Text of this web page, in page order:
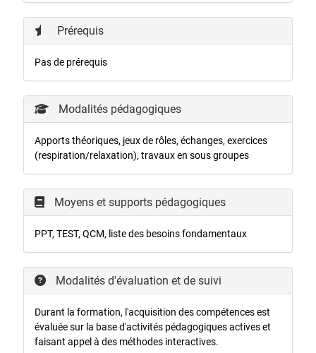
Prérequis
Pas de prérequis
Modalités pédagogiques
Apports théoriques, jeux de rôles, échanges, exercices
(respiration/relaxation), travaux en sous groupes
Moyens et supports pédagogiques
PPT, TEST, QCM, liste des besoins fondamentaux
Modalités d'évaluation et de suivi
Durant la formation, l'acquisition des compétences est
évaluée sur la base d'activités pédagogiques actives et
faisant appel à des méthodes interactives.